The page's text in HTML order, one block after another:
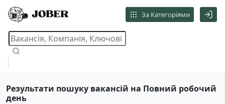
За Категоріями
Результати пошуку вакансій на Повний робочий
день